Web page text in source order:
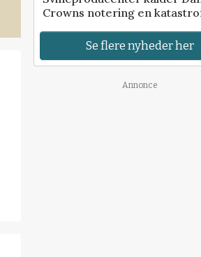
Crowns notering en
Se flere nyheder her
Annonce